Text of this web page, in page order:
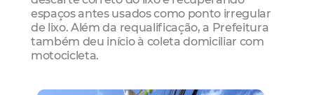
espaços antes usados como ponto irregular
de lixo. Além da requalificação, a Prefeitura
também deu início à coleta domiciliar com
motocicleta.